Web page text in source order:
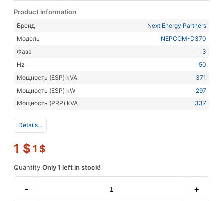
Product information
Бренд
Next Energy Partners
Модель
NEPCOM-D370
Фаза
3
Hz
50
Мощность (ESP) kVA
371
Мощность (ESP) kW
297
Мощность (PRP) kVA
337
Details...
1 $ 1 $
Quantity Only 1 left in stock!
- +